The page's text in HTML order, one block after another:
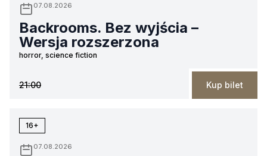
07.08.2026
Backrooms. Bez wyjścia –
Wersja rozszerzona
horror, science fiction
21:00 Kup bilet
16+
07.08.2026